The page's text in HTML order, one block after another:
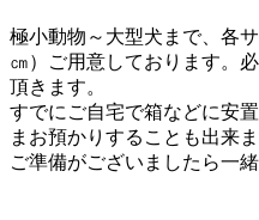
極小動物～大型犬まで、各
㎝）ご用意しております。
頂きます。
すでにご自宅で箱などに安
まお預かりすることも出来
ご準備がございましたら一